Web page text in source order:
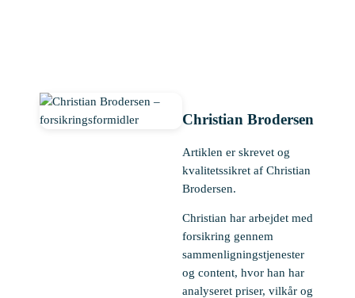
Christian Brodersen
Artiklen er skrevet og
kvalitetssikret af Christian
Brodersen.
Christian har arbejdet med
forsikring gennem
sammenligningstjenester
og content, hvor han har
analyseret priser, vilkår og